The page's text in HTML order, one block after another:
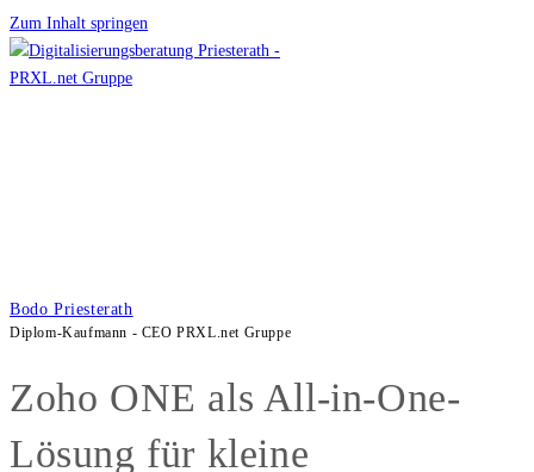
Zum Inhalt springen
Bodo Priesterath
Diplom-Kaufmann - CEO PRXL.net Gruppe
Zoho ONE als All-in-One-
Lösung für kleine